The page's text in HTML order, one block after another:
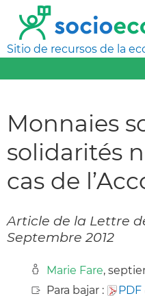
Sitio de recursos de la
Monnaies
solidarités
cas de
Article de la Lettre
Septembre 2012
Marie Fare,
Para bajar :
PDF